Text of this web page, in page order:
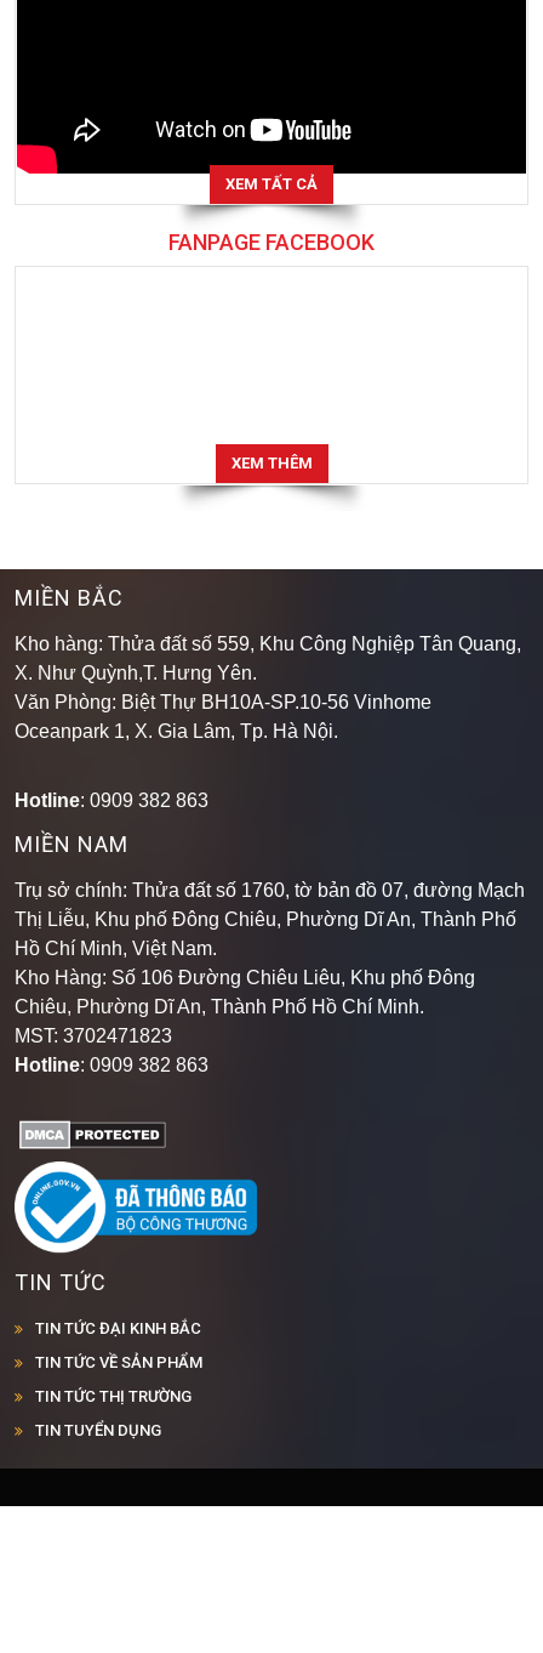
XEM TẤT CẢ
FANPAGE FACEBOOK
XEM THÊM
MIỀN BẮC
Kho hàng: Thửa đất số 559, Khu Công Nghiệp Tân Quang,
X. Như Quỳnh,T. Hưng Yên.
Văn Phòng: Biệt Thự BH10A-SP.10-56 Vinhome
Oceanpark 1, X. Gia Lâm, Tp. Hà Nội.
Hotline: 0909 382 863
MIỀN NAM
Trụ sở chính: Thửa đất số 1760, tờ bản đồ 07, đường Mạch
Thị Liễu, Khu phố Đông Chiêu, Phường Dĩ An, Thành Phố
Hồ Chí Minh, Việt Nam.
Kho Hàng: Số 106 Đường Chiêu Liêu, Khu phố Đông
Chiêu, Phường Dĩ An, Thành Phố Hồ Chí Minh.
MST: 3702471823
Hotline: 0909 382 863
TIN TỨC
TIN TỨC ĐẠI KINH BẮC
TIN TỨC VỀ SẢN PHẨM
TIN TỨC THỊ TRƯỜNG
TIN TUYỂN DỤNG